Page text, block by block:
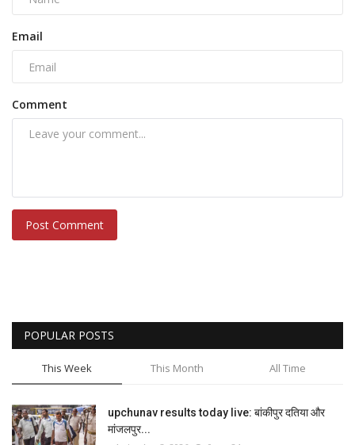
Email
Comment
Post Comment
POPULAR POSTS
This Week This Month All Time
upchunav results today live: बांकीपुर दतिया और
मांजलपुर...